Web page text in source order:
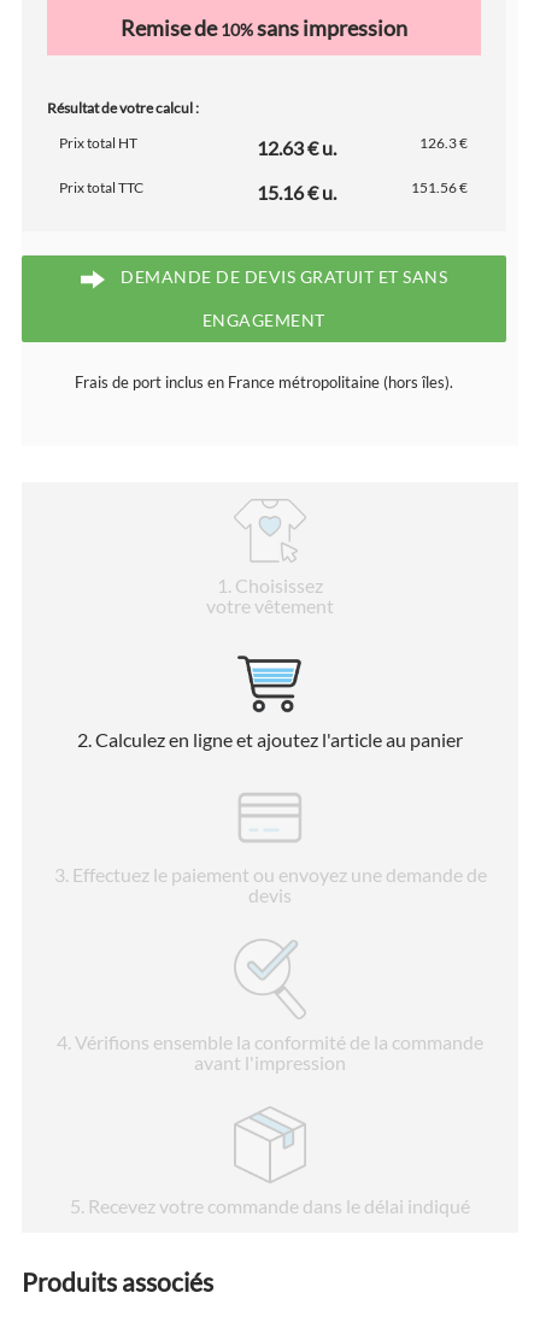
Remise de10%sans impression
Résultat de votre calcul :
Prix total HT
12.63 € u. 126.3 €
Prix total TTC 15.16 € u. 151.56 €
DEMANDE DE DEVIS GRATUIT ET SANS
ENGAGEMENT
Frais de port inclus en France métropolitaine (hors îles).
1 . Choisissez
votre vêtement
2. Calculez en ligne et ajoutez l'article au panier
3 . Effectuez le paiement ou envoyez une demande de
devis
4. Vérifions ensemble la conformité de la commande
avant l'impression
5 . Recevez votre commande dans le délai indiqué
Produits associés